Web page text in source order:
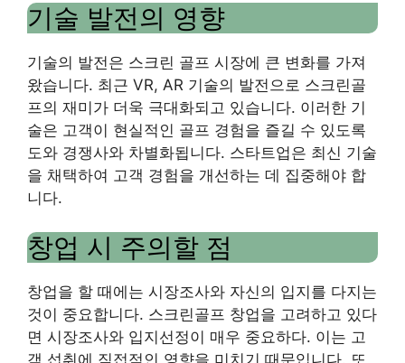
기술 발전의 영향
기술의 발전은 스크린 골프 시장에 큰 변화를 가져
왔습니다. 최근 VR, AR 기술의 발전으로 스크린골
프의 재미가 더욱 극대화되고 있습니다. 이러한 기
술은 고객이 현실적인 골프 경험을 즐길 수 있도록
도와 경쟁사와 차별화됩니다. 스타트업은 최신 기술
을 채택하여 고객 경험을 개선하는 데 집중해야 합
니다.
창업 시 주의할 점
창업을 할 때에는 시장조사와 자신의 입지를 다지는
것이 중요합니다. 스크린골프 창업을 고려하고 있다
면 시장조사와 입지선정이 매우 중요하다. 이는 고
객 섭취에 직접적인 영향을 미치기 때문입니다. 또